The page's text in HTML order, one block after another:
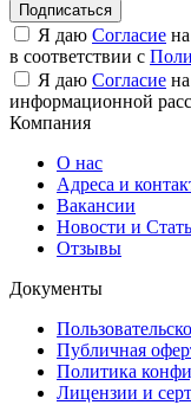
Подписаться
Я даю Согласие
в соответствии с
Я даю Согласие
информационной
Компания
О нас
Адреса и
Вакансии
Новости и
Отзывы
Документы
Публичная
Политика
Лицензии и